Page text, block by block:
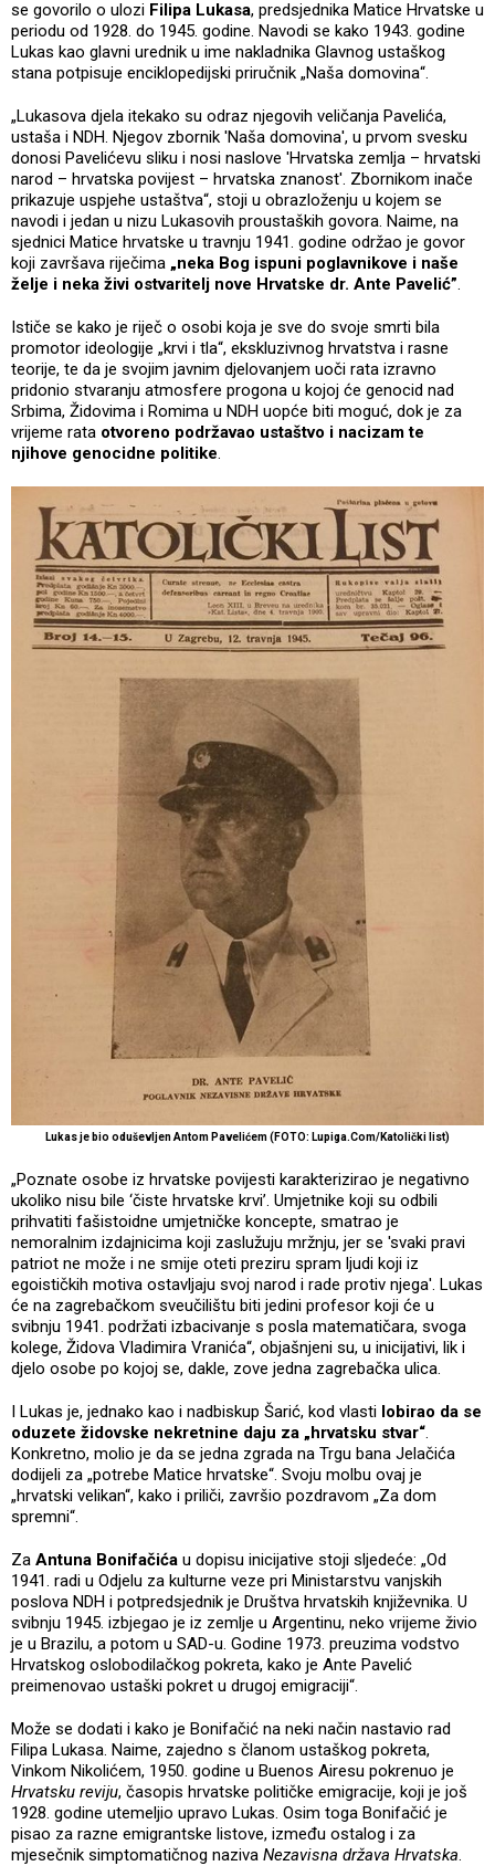
se govorilo o ulozi Filipa Lukasa, predsjednika Matice Hrvatske u
periodu od 1928. do 1945. godine. Navodi se kako 1943. godine
Lukas kao glavni urednik u ime nakladnika Glavnog ustaškog
stana potpisuje enciklopedijski priručnik „Naša domovina“.
„Lukasova djela itekako su odraz njegovih veličanja Pavelića,
ustaša i NDH. Njegov zbornik 'Naša domovina', u prvom svesku
donosi Pavelićevu sliku i nosi naslove 'Hrvatska zemlja – hrvatski
narod – hrvatska povijest – hrvatska znanost'. Zbornikom inače
prikazuje uspjehe ustaštva“, stoji u obrazloženju u kojem se
navodi i jedan u nizu Lukasovih proustaških govora. Naime, na
sjednici Matice hrvatske u travnju 1941. godine održao je govor
koji završava riječima „neka Bog ispuni poglavnikove i naše
želje i neka živi ostvaritelj nove Hrvatske dr. Ante Pavelić”.
Ističe se kako je riječ o osobi koja je sve do svoje smrti bila
promotor ideologije „krvi i tla“, ekskluzivnog hrvatstva i rasne
teorije, te da je svojim javnim djelovanjem uoči rata izravno
pridonio stvaranju atmosfere progona u kojoj će genocid nad
Srbima, Židovima i Romima u NDH uopće biti moguć, dok je za
vrijeme rata otvoreno podržavao ustaštvo i nacizam te
njihove genocidne politike.
Lukas je bio oduševljen Antom Pavelićem (FOTO: Lupiga.Com/Katolički list)
„Poznate osobe iz hrvatske povijesti karakterizirao je negativno
ukoliko nisu bile ‘čiste hrvatske krvi’. Umjetnike koji su odbili
prihvatiti fašistoidne umjetničke koncepte, smatrao je
nemoralnim izdajnicima koji zaslužuju mržnju, jer se 'svaki pravi
patriot ne može i ne smije oteti preziru spram ljudi koji iz
egoističkih motiva ostavljaju svoj narod i rade protiv njega'. Lukas
će na zagrebačkom sveučilištu biti jedini profesor koji će u
svibnju 1941. podržati izbacivanje s posla matematičara, svoga
kolege, Židova Vladimira Vranića“, objašnjeni su, u inicijativi, lik i
djelo osobe po kojoj se, dakle, zove jedna zagrebačka ulica.
I Lukas je, jednako kao i nadbiskup Šarić, kod vlasti lobirao da se
oduzete židovske nekretnine daju za „hrvatsku stvar“.
Konkretno, molio je da se jedna zgrada na Trgu bana Jelačića
dodijeli za „potrebe Matice hrvatske“. Svoju molbu ovaj je
„hrvatski velikan“, kako i priliči, završio pozdravom „Za dom
spremni“.
Za Antuna Bonifačića u dopisu inicijative stoji sljedeće: „Od
1941. radi u Odjelu za kulturne veze pri Ministarstvu vanjskih
poslova NDH i potpredsjednik je Društva hrvatskih književnika. U
svibnju 1945. izbjegao je iz zemlje u Argentinu, neko vrijeme živio
je u Brazilu, a potom u SAD-u. Godine 1973. preuzima vodstvo
Hrvatskog oslobodilačkog pokreta, kako je Ante Pavelić
preimenovao ustaški pokret u drugoj emigraciji“.
Može se dodati i kako je Bonifačić na neki način nastavio rad
Filipa Lukasa. Naime, zajedno s članom ustaškog pokreta,
Vinkom Nikolićem, 1950. godine u Buenos Airesu pokrenuo je
Hrvatsku reviju, časopis hrvatske političke emigracije, koji je još
1928. godine utemeljio upravo Lukas. Osim toga Bonifačić je
pisao za razne emigrantske listove, između ostalog i za
mjesečnik simptomatičnog naziva Nezavisna država Hrvatska.